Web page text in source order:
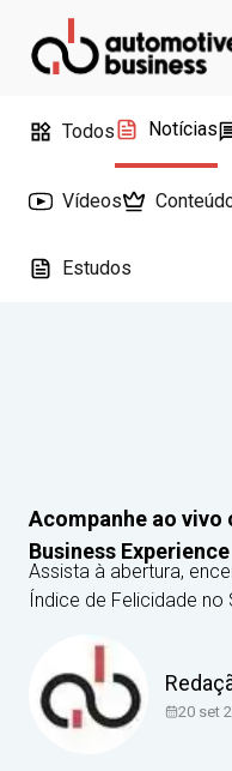
Todos Notícias
Vídeos
Estudos
Acompanhe ao vivo
Business Experience
Assista à abertura,
Índice de Felicidade
20 set